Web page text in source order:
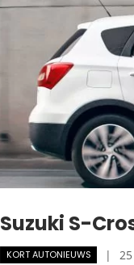
Suzuki S-
KORT AUTONIEUWS